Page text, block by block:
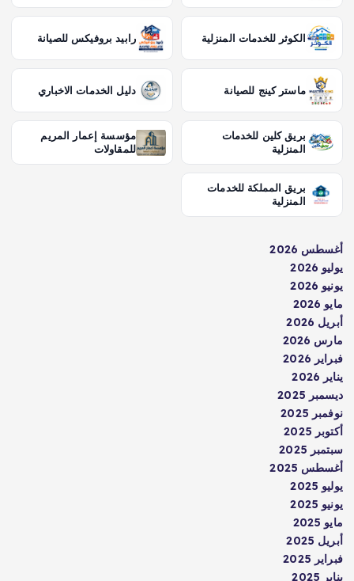
الكوثر للخدمات المنزلية رابيد بروفيكس للصيانة
ماستر كينج للصيانة دليل الخدمات الاخباري
بريق كلين للخدمات
المنزلية
مؤسسة إعمار المريم
للمقاولات
بريق المملكة للخدمات
المنزلية
أغسطس 2026
يوليو 2026
يونيو 2026
مايو 2026
أبريل 2026
مارس 2026
فبراير 2026
يناير 2026
ديسمبر 2025
نوفمبر 2025
أكتوبر 2025
سبتمبر 2025
أغسطس 2025
يوليو 2025
يونيو 2025
مايو 2025
أبريل 2025
فبراير 2025
يناير 2025